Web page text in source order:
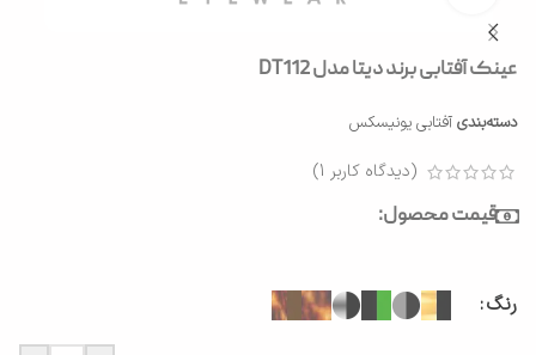
عینک آفتابی برند دیتا مدل DT112
دسته‌بندی آفتابی یونیسکس
(دیدگاه کاربر 1
)
قیمت محصول:
رنگ